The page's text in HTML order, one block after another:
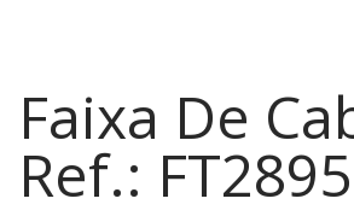
Faixa De
Ref.: FT2895